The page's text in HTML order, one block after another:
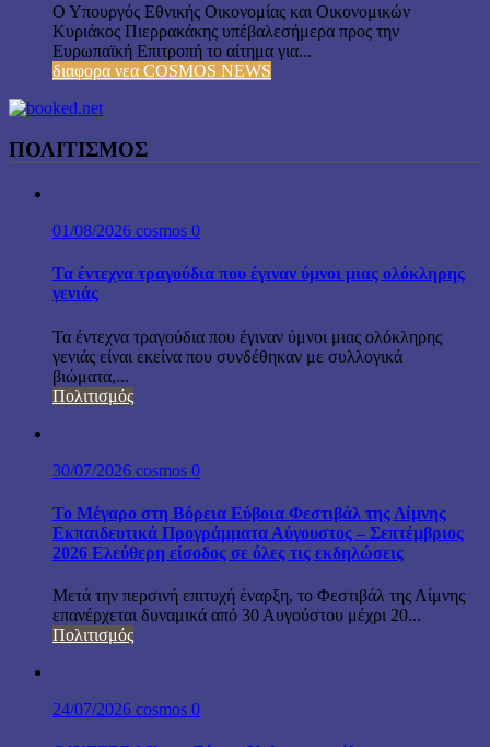
Ο Υπουργός Εθνικής Οικονομίας και Οικονομικών
Κυριάκος Πιερρακάκης υπέβαλεσήμερα προς την
Ευρωπαϊκή Επιτροπή το αίτημα για...
διαφορα νεα COSMOS NEWS
ΠΟΛΙΤΙΣΜΟΣ
01/08/2026 cosmos 0
Τα έντεχνα τραγούδια που έγιναν ύμνοι μιας ολόκληρης
γενιάς
Τα έντεχνα τραγούδια που έγιναν ύμνοι μιας ολόκληρης
γενιάς είναι εκείνα που συνδέθηκαν με συλλογικά
βιώματα,...
Πολιτισμός
30/07/2026 cosmos 0
Το Μέγαρο στη Βόρεια Εύβοια Φεστιβάλ της Λίμνης
Εκπαιδευτικά Προγράμματα Αύγουστος – Σεπτέμβριος
2026 Ελεύθερη είσοδος σε όλες τις εκδηλώσεις
Μετά την περσινή επιτυχή έναρξη, το Φεστιβάλ της Λίμνης
επανέρχεται δυναμικά από 30 Αυγούστου μέχρι 20...
Πολιτισμός
24/07/2026 cosmos 0